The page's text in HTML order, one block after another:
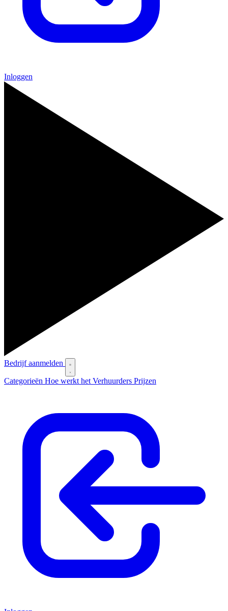
Inloggen
Bedrijf aanmelden
Categorieën Hoe werkt het Verhuurders Prijzen